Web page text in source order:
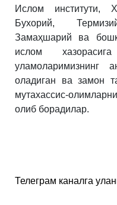
Ислом институти,
Бухорий,
Замаҳшарий ва
ислом
уламоларимизнинг
оладиган ва замон
мутахассис-
олиб борадилар.
Телеграм каналга